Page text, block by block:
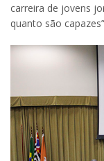
carreira de jovens
quanto são